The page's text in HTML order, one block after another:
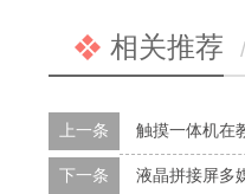
相关推荐
上一条 触摸一体机在
下一条 液晶拼接屏多